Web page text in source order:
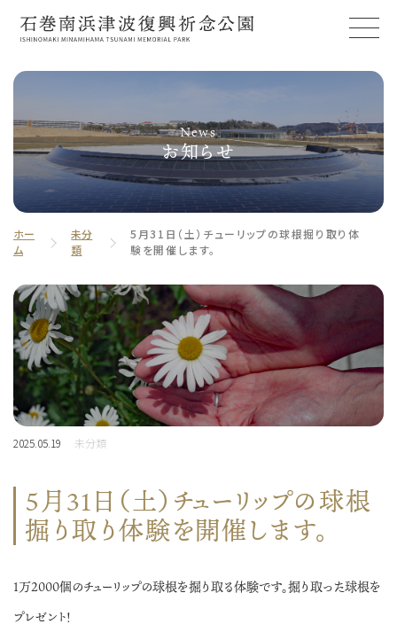
News
お知らせ
ホー
ム
未分
類
5月31日（土）チューリップの球根掘り取り体
験を開催します。
2025.05.19 未分類
5月31日（土）チューリップの球根
掘り取り体験を開催します。
1万2000個のチューリップの球根を掘り取る体験です。掘り取った球根を
プレゼント！